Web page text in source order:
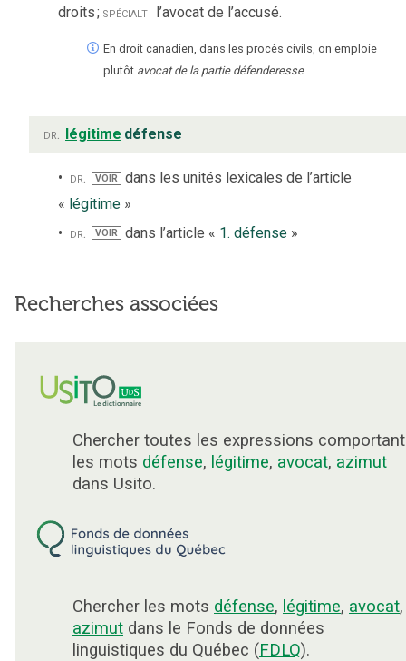
droits; spécialt l’avocat de l’accusé.
En droit canadien, dans les procès civils, on emploie
plutôt avocat de la partie défenderesse.
dr. légitime défense
dr. VOIR dans les unités lexicales de l’article
« légitime »
dr.
VOIR dans l’article « 1. défense»
Recherches associées
Chercher toutes les expressions comportant
les mots défense, légitime, avocat, azimut
dans Usito.
Chercher les mots défense, légitime, avocat,
azimut dans le Fonds de données
linguistiques du Québec (FDLQ).